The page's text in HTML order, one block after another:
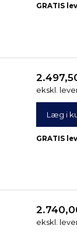
u/Moms
GRATIS
ekskl.
Læg i
GRATIS
ekskl.